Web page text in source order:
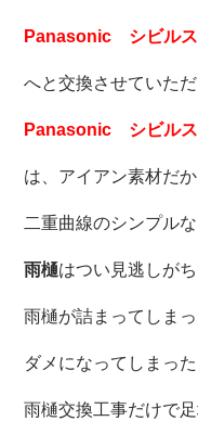
Panasonic シビル
へと交換させていただ
Panasonic シビル
は、アイアン素材だか
二重曲線のシンプル
雨樋はつい見逃しが
雨樋が詰まってしま
ダメになってしまっ
雨樋交換工事だけで